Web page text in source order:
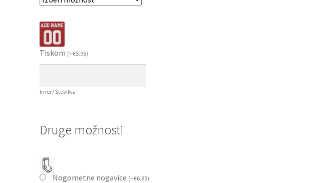
Tiskom (+€5.95)
Imei / Številka
Druge možnosti
Nogometne nogavice (+€6.95)